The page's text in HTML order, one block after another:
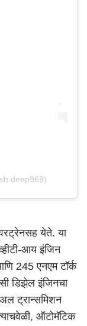
येते. या
आय इंजिन
245 एनएम टॉर्क
डिझेल इंजिनचा
ट्रान्समिशन
ऑटोमॅटिक